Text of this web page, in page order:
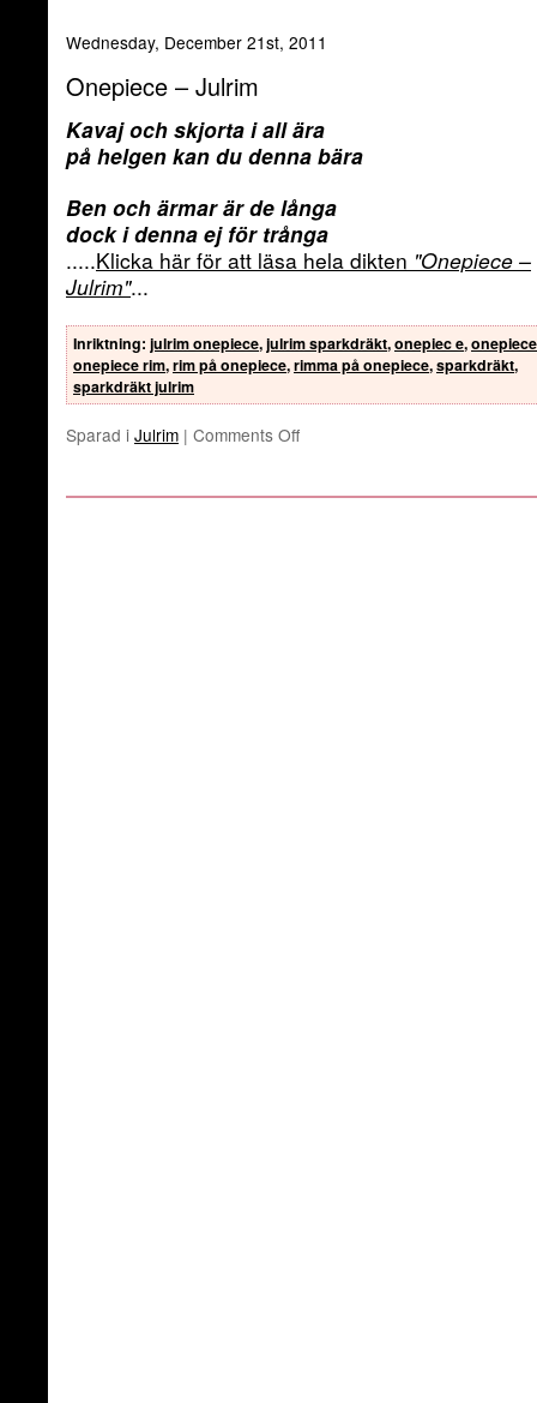
Wednesday, December 21st, 2011
Onepiece – Julrim
Kavaj och skjorta i all ära
på helgen kan du denna bära
Ben och ärmar är de långa
dock i denna ej för trånga
.....Klicka här för att läsa hela dikten "Onepiece –
Julrim"...
Inriktning: julrim onepiece,julrim sparkdräkt,onepiec e,
onepiece rim,rim på onepiece,rimma på onepiece,sparkdräkt,
sparkdräkt julrim
Sparad i Julrim | Comments Off